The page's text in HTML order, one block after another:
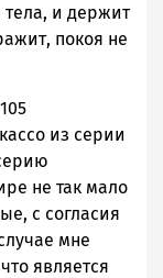
и держит
покоя не
из серии
не так мало
с согласия
мне
является